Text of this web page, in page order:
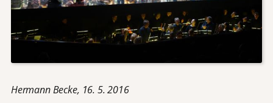
Hermann Becke, 16. 5. 2016